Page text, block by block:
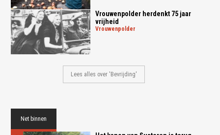
Vrouwenpolder herdenkt 75 jaar
vrijheid
vrouwenpolder
Lees alles over 'Bevrijding'
Net binnen